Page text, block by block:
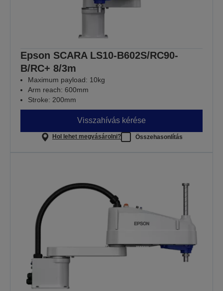
Epson SCARA LS10-B602S/RC90-
B/RC+ 8/3m
Maximum payload: 10kg
Arm reach: 600mm
Stroke: 200mm
Visszahívás kérése
Hol lehet megvásárolni? Összehasonlítás